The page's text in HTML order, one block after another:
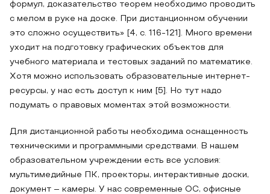
формул, доказательство теорем необходимо проводить
с мелом в руке на доске. При дистанционном обучении
это сложно осуществить» [4, с. 116-121]. Много времени
уходит на подготовку графических объектов для
учебного материала и тестовых заданий по математике.
Хотя можно использовать образовательные интернет-
ресурсы, у нас есть доступ к ним [5]. Но тут надо
подумать о правовых моментах этой возможности.
Для дистанционной работы необходима оснащенность
техническими и программными средствами. В нашем
образовательном учреждении есть все условия:
мультимедийные ПК, проекторы, интерактивные доски,
документ – камеры. У нас современные ОС, офисные